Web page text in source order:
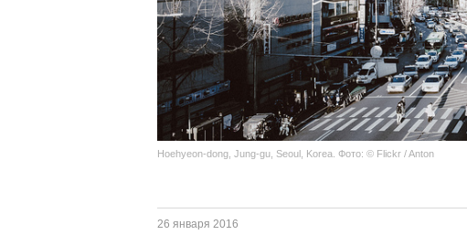
Hoehyeon-dong, Jung-gu, Seoul, Korea. Фото: © Flickr / Anton
26 января 2016